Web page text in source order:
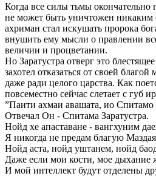
Когда все силы тьмы окончательно
не может быть уничтожен никаким
ахриман стал искушать пророка
внушить ему мысли о правлении
величии и процветании.
Но Заратустра отверг это
захотел отказаться от своей
даже ради целого царства. Как
повсеместно сейчас слетает с губ
”Паити ахмаи авашата, ио Спитамо
Отвечал Он - Спитама Заратустра.
Нойд хе апаставане - вангхуним
Я никогда не предам благую
Нойд аста, нойд уштанем, нойд
Даже если мои кости, мое дыхание
И мой интеллект будут отделены